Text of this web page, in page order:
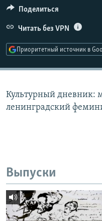
Поделиться
Читать без VPN
Приоритетный источник в
Культурный дневник:
ленинградский
Выпуски